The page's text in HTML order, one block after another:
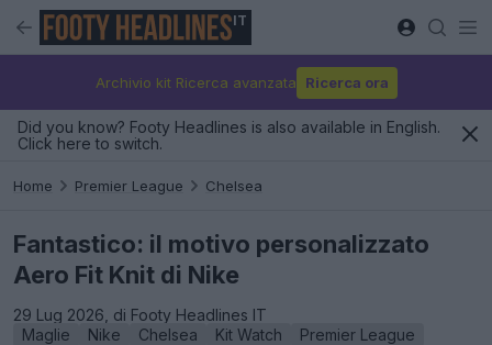
IT
Archivio kit Ricerca avanzata Ricerca ora
Did you know? Footy Headlines is also available in English.
Click here to switch.
Home Premier League Chelsea
Fantastico: il motivo personalizzato
Aero Fit Knit di Nike
29 Lug 2026, di Footy Headlines IT
Maglie
Nike Chelsea Kit Watch
Premier League